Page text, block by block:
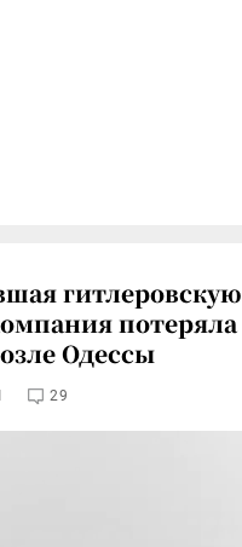
гитлеровскую
потеряла
Одессы
29